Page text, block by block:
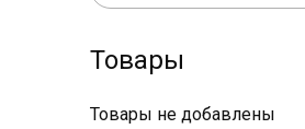
Товары
Товары не добавлены